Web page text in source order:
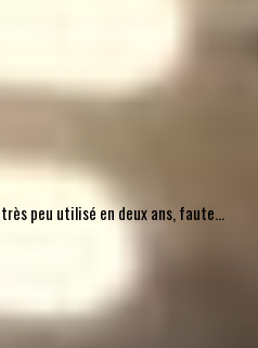
peu utilisé en deux ans, faute...